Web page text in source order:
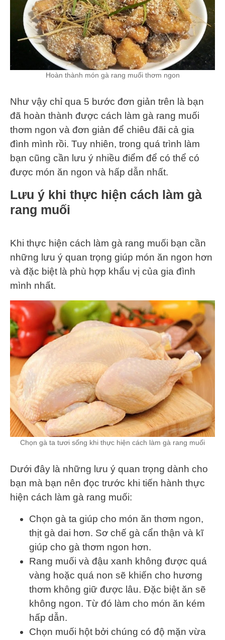
Hoàn thành món gà rang muối thơm ngon
Như vậy chỉ qua 5 bước đơn giản trên là bạn
đã hoàn thành được cách làm gà rang muối
thơm ngon và đơn giản để chiêu đãi cả gia
đình mình rồi. Tuy nhiên, trong quá trình làm
bạn cũng cần lưu ý nhiều điểm để có thể có
được món ăn ngon và hấp dẫn nhất.
Lưu ý khi thực hiện cách làm gà
rang muối
Khi thực hiện cách làm gà rang muối bạn cần
những lưu ý quan trọng giúp món ăn ngon hơn
và đặc biệt là phù hợp khẩu vị của gia đình
mình nhất.
Chọn gà ta tươi sống khi thực hiện cách làm gà rang muối
Dưới đây là những lưu ý quan trọng dành cho
bạn mà bạn nên đọc trước khi tiến hành thực
hiện cách làm gà rang muối:
Chọn gà ta giúp cho món ăn thơm ngon,
thịt gà dai hơn. Sơ chế gà cẩn thận và kĩ
giúp cho gà thơm ngon hơn.
Rang muối và đậu xanh không được quá
vàng hoặc quá non sẽ khiến cho hương
thơm không giữ được lâu. Đặc biệt ăn sẽ
không ngon. Từ đó làm cho món ăn kém
hấp dẫn.
Chọn muối hột bởi chúng có độ mặn vừa